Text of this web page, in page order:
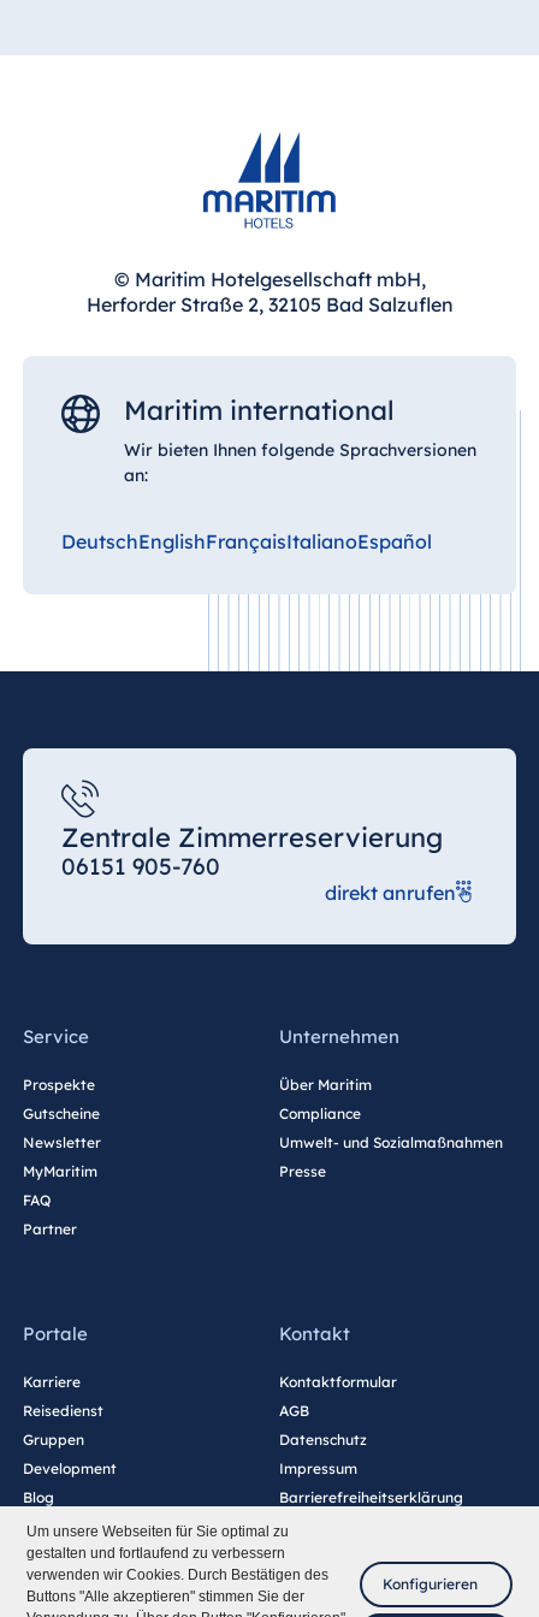
Um unsere Webseiten für Sie optimal zu
gestalten und fortlaufend zu verbessern
verwenden wir Cookies. Durch Bestätigen des
Buttons "Alle akzeptieren" stimmen Sie der
Konfigurieren
und nur etwa 0,5 km von der Altstadt entfernt.
Congress Center entsteht eine ideale Umgebung
für Veranstaltungen – mit kurzen Wegen,
zentraler Lage und besonderer Atmosphäre.
© Maritim Hotelgesellschaft mbH,
Herforder Straße 2, 32105 Bad Salzuflen
Maritim international
Wir bieten Ihnen folgende Sprachversionen
an:
DeutschEnglishFrançaisItalianoEspañol
Zentrale Zimmerreservierung
06151 905-760
direkt anrufen
Service
Prospekte
Gutscheine
Newsletter
MyMaritim
FAQ
Partner
Unternehmen
Über Maritim
Compliance
Umwelt- und Sozialmaßnahmen
Presse
Portale
Karriere
Reisedienst
Gruppen
Development
Blog
Kontakt
Kontaktformular
AGB
Datenschutz
Impressum
Barrierefreiheitserklärung
Cookie-Einstellungen